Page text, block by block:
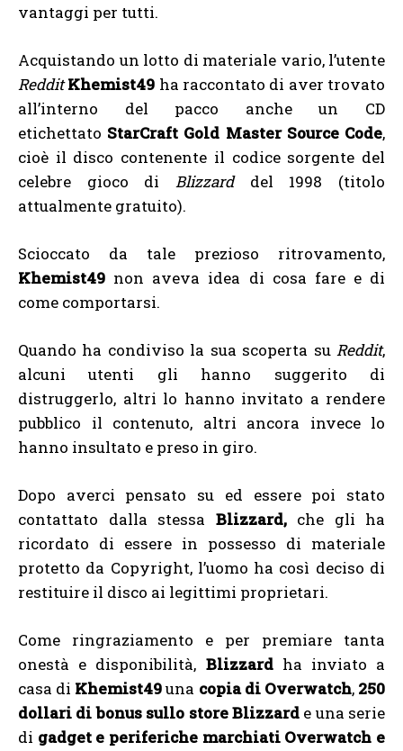
vantaggi per tutti.
Acquistando un lotto di materiale vario, l’utente
Reddit Khemist49 ha raccontato di aver trovato
all’interno del pacco anche un CD
etichettato StarCraft Gold Master Source Code,
cioè il disco contenente il codice sorgente del
celebre gioco di Blizzarddel 1998 (titolo
attualmente gratuito).
Scioccato da tale prezioso ritrovamento,
Khemist49 non aveva idea di cosa fare e di
come comportarsi.
Quando ha condiviso la sua scoperta su Reddit,
alcuni utenti gli hanno suggerito di
distruggerlo, altri lo hanno invitato a rendere
pubblico il contenuto, altri ancora invece lo
hanno insultato e preso in giro.
Dopo averci pensato su ed essere poi stato
contattato dalla stessa Blizzard, che gli ha
ricordato di essere in possesso di materiale
protetto da Copyright, l’uomo ha così deciso di
restituire il disco ai legittimi proprietari.
Come ringraziamento e per premiare tanta
onestà e disponibilità, Blizzardha inviato a
casa di Khemist49una copia di Overwatch, 250
dollari di bonus sullo store Blizzarde una serie
di gadget e periferiche marchiati Overwatch e